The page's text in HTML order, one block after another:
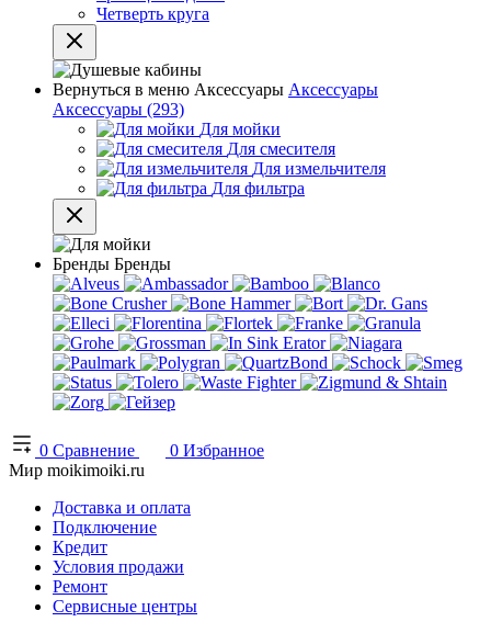
Четверть круга
Вернуться в меню Аксессуары Аксессуары
Аксессуары (293)
Для мойки
Для смесителя
Для измельчителя
Для фильтра
Бренды Бренды
0 Сравнение 0 Избранное
Мир moikimoiki.ru
Доставка и оплата
Подключение
Кредит
Условия продажи
Ремонт
Сервисные центры